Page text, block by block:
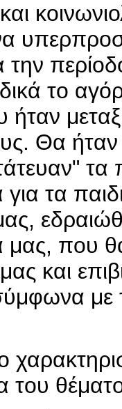
το
ήταν
Θα
τα
που
και
με
του